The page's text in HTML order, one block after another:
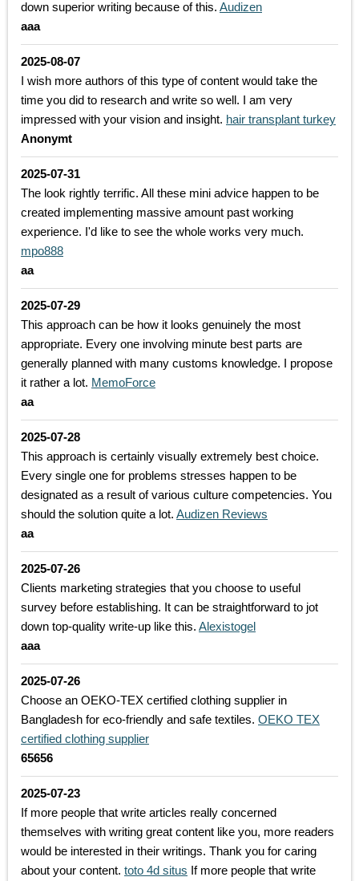
down superior writing because of this. Audizen
aaa
2025-08-07
I wish more authors of this type of content would take the
time you did to research and write so well. I am very
impressed with your vision and insight. hair transplant turkey
Anonymt
2025-07-31
The look rightly terrific. All these mini advice happen to be
created implementing massive amount past working
experience. I'd like to see the whole works very much.
mpo888
aa
2025-07-29
This approach can be how it looks genuinely the most
appropriate. Every one involving minute best parts are
generally planned with many customs knowledge. I propose
it rather a lot. MemoForce
aa
2025-07-28
This approach is certainly visually extremely best choice.
Every single one for problems stresses happen to be
designated as a result of various culture competencies. You
should the solution quite a lot. Audizen Reviews
aa
2025-07-26
Clients marketing strategies that you choose to useful
survey before establishing. It can be straightforward to jot
down top-quality write-up like this. Alexistogel
aaa
2025-07-26
Choose an OEKO-TEX certified clothing supplier in
Bangladesh for eco-friendly and safe textiles. OEKO TEX
certified clothing supplier
65656
2025-07-23
If more people that write articles really concerned
themselves with writing great content like you, more readers
would be interested in their writings. Thank you for caring
about your content. toto 4d situs If more people that write